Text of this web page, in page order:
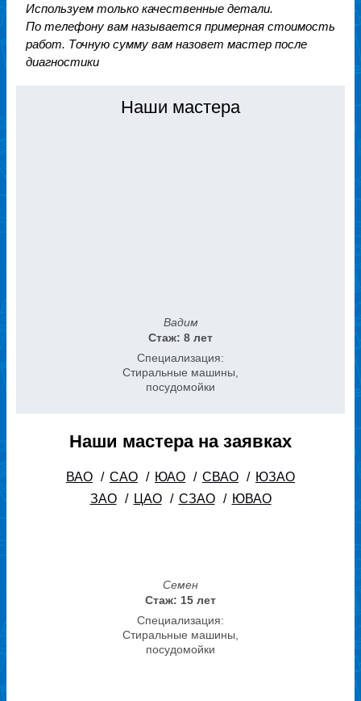
Используем только качественные детали.
По телефону вам называется примерная стоимость
работ. Точную сумму вам назовет мастер после
диагностики
Наши мастера
Вадим
Стаж: 8 лет
Специализация:
Стиральные машины,
посудомойки
Семен
Стаж: 15 лет
Специализация:
Стиральные машины,
посудомойки
Наши мастера на заявках
ВАО / САО / ЮАО / СВАО / ЮЗАО
ЗАО
/ ЦАО / СЗАО / ЮВАО